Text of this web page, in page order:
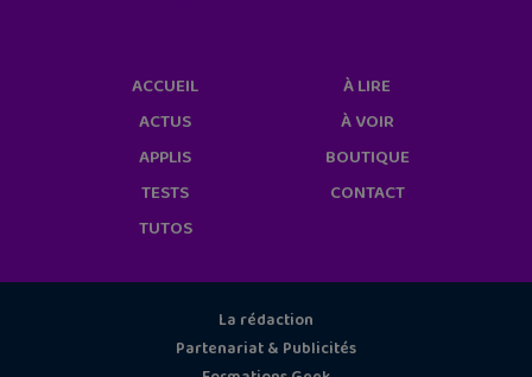
ACCUEIL
ACTUS
APPLIS
TESTS
TUTOS
À LIRE
À VOIR
BOUTIQUE
CONTACT
La rédaction
Partenariat & Publicités